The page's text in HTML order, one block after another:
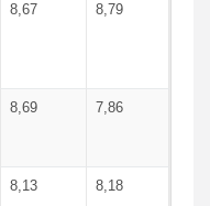
8,67 8,79
8,69 7,86
8,13 8,18